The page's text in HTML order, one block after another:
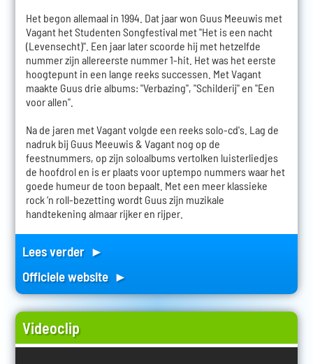
Het begon allemaal in 1994. Dat jaar won Guus Meeuwis met
Vagant het Studenten Songfestival met "Het is een nacht
(Levensecht)". Een jaar later scoorde hij met hetzelfde
nummer zijn allereerste nummer 1-hit. Het was het eerste
hoogtepunt in een lange reeks successen. Met Vagant
maakte Guus drie albums: "Verbazing", "Schilderij" en "Een
voor allen".
Na de jaren met Vagant volgde een reeks solo-cd's. Lag de
nadruk bij Guus Meeuwis & Vagant nog op de
feestnummers, op zijn soloalbums vertolken luisterliedjes
de hoofdrol en is er plaats voor uptempo nummers waar het
goede humeur de toon bepaalt. Met een meer klassieke
rock ‘n roll-bezetting wordt Guus zijn muzikale
handtekening almaar rijker en rijper.
Lees verder ►
Officiele website ►
Videoclip